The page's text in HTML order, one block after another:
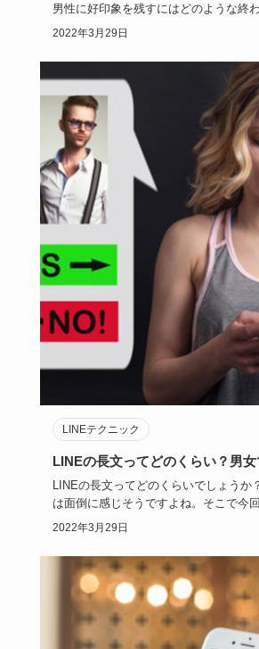
男性に好印象を残すにはどのような終
ツといえる…
2022年3月29日
LINEテクニック
LINEの長文ってどのくらい？男
LINEの長文ってどのくらいでしょうか
は面倒に感じそうですよね。そこで今
る…
2022年3月29日